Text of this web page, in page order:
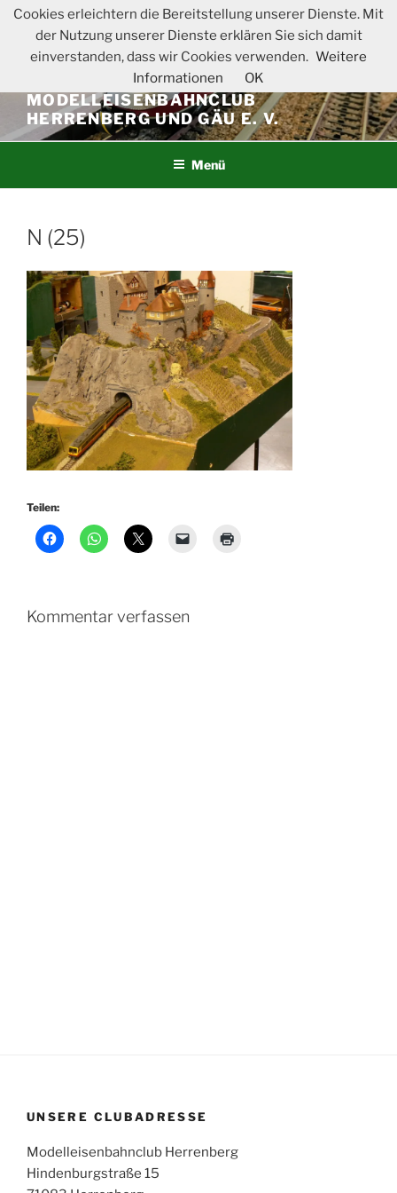
Zum
springen
MODELLEISENBAHNCLUB
HERRENBERG UND GÄU E. V.
Menü
N (25)
Teilen:
Kommentar verfassen
UNSERE CLUBADRESSE
Modelleisenbahnclub Herrenberg
Hindenburgstraße 15
Cookies erleichtern die Bereitstellung unserer Dienste. Mit
der Nutzung unserer Dienste erklären Sie sich damit
einverstanden, dass wir Cookies verwenden. Weitere
Informationen
OK